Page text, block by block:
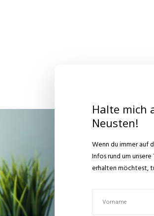
Halte mich
Neusten!
Wenn du immer auf
Infos rund um
erhalten möchtest,